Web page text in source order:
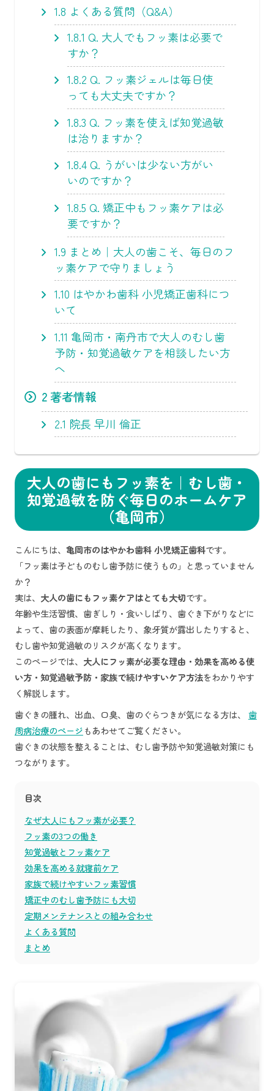
1.8 よくある質問（Q&A）
1.8.1 Q. 大人でもフッ素は必要で
すか？
1.8.2 Q. フッ素ジェルは毎日使
っても大丈夫ですか？
1.8.3 Q. フッ素を使えば知覚過敏
は治りますか？
1.8.4Q. うがいは少ない方がい
いのですか？
1.8.5 Q. 矯正中もフッ素ケアは必
要ですか？
1.9 まとめ｜大人の歯こそ、毎日のフ
ッ素ケアで守りましょう
1.10 はやかわ歯科 小児矯正歯科につ
いて
1.11 亀岡市・南丹市で大人のむし歯
予防・知覚過敏ケアを相談したい方
へ
2 著者情報
2.1 院長 早川 倫正
大人の歯にもフッ素を｜むし歯・
知覚過敏を防ぐ毎日のホームケア
（亀岡市）
こんにちは、 亀岡市のはやかわ歯科 小児矯正歯科です。
「フッ素は子どものむし歯予防に使うもの」と思っていません
か？
実は、 大人の歯にもフッ素ケアはとても大切です。
年齢や生活習慣、歯ぎしり・食いしばり、歯ぐき下がりなどに
よって、歯の表面が摩耗したり、象牙質が露出したりすると、
むし歯や知覚過敏のリスクが高くなります。
このページでは、 大人にフッ素が必要な理由・効果を高める使
い方・知覚過敏予防・家族で続けやすいケア方法をわかりやす
く解説します。
歯ぐきの腫れ、出血、口臭、歯のぐらつきが気になる方は、 歯
周病治療のページもあわせてご覧ください。
歯ぐきの状態を整えることは、むし歯予防や知覚過敏対策にも
つながります。
目次
なぜ大人にもフッ素が必要？
フッ素の3つの働き
知覚過敏とフッ素ケア
効果を高める就寝前ケア
家族で続けやすいフッ素習慣
矯正中のむし歯予防にも大切
定期メンテナンスとの組み合わせ
よくある質問
まとめ